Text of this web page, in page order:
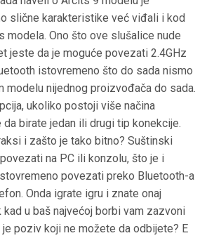
slične karakteristike već viđali i kod
modela. Ono što ove slušalice nude
jeste da je moguće povezati 2.4GHz
istovremeno što do sada nismo
modelu nijednog proizvođača do sada.
ukoliko postoji više načina
birate jedan ili drugi tip konekcije.
i zašto je tako bitno? Suštinski
na PC ili konzolu, što je i
povezati preko Bluetooth-a
Onda igrate igru i znate onaj
u baš najvećoj borbi vam zazvoni
poziv koji ne možete da odbijete? E